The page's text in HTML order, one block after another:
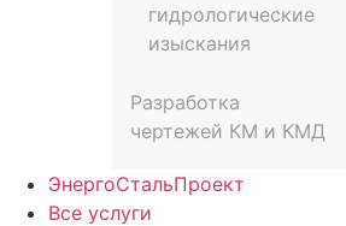
гидрологические
изыскания
Разработка
чертежей КМ и КМД
ЭнергоСтальПроект
Все услуги